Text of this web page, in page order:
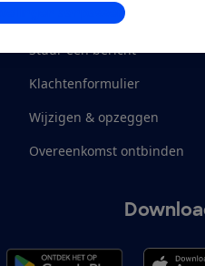
aanpassen
Stuur een bericht
Klachtenformulier
Wijzigen & opzeggen
Overeenkomst ontbinden